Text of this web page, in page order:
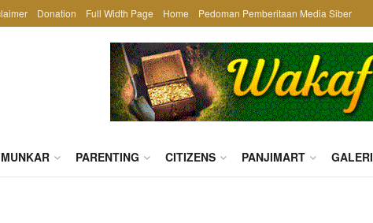
Donation Full Width Page Home Pedoman Pemberitaan Media Siber
PARENTING CITIZENS PANJIMART GALERI